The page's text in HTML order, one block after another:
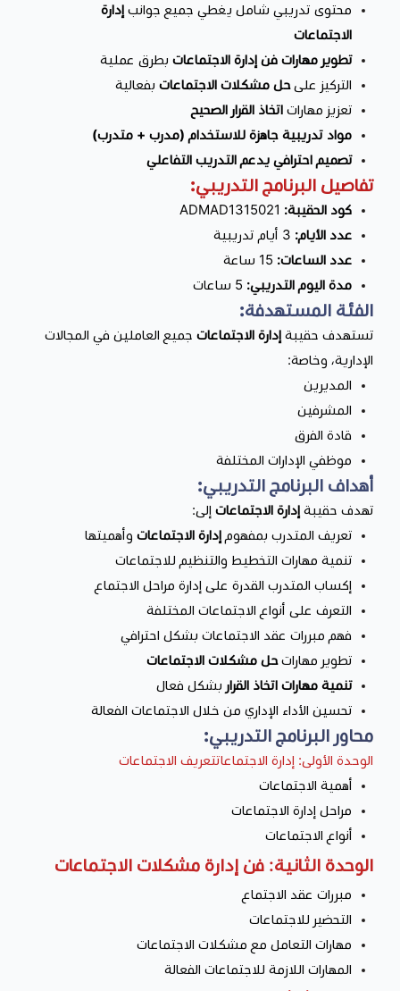
محتوى تدريبي شامل يغطي جميع جوانب إدارة
الاجتماعات
تطوير مهارات فن إدارة الاجتماعات بطرق عملية
التركيز علىحل مشكلات الاجتماعات بفعالية
تعزيز مهارات اتخاذ القرار الصحيح
مواد تدريبية جاهزة للاستخدام (مدرب + متدرب)
تصميم احترافي يدعم التدريب التفاعلي
تفاصيل البرنامج التدريبي:
كود الحقيبة:
عدد الأيام:
عدد الساعات:
مدة اليوم التدريبي:
الفئة المستهدفة:
تستهدف حقيبة إدارة الاجتماعات جميع العاملين في المجالات
الإدارية، وخاصة:
المديرين
المشرفين
قادة الفرق
موظفي الإدارات المختلفة
أهداف البرنامج التدريبي:
تهدف حقيبة إدارة الاجتماعات إلى:
تعريف المتدرب بمفهوم إدارة الاجتماعات وأهميتها
تنمية مهارات التخطيط والتنظيم للاجتماعات
إكساب المتدرب القدرة على إدارة مراحل الاجتماع
التعرف على أنواع الاجتماعات المختلفة
فهم مبررات عقد الاجتماعات بشكل احترافي
تطوير مهاراتحل مشكلات الاجتماعات
تنمية مهارات اتخاذ القرار بشكل فعال
تحسين الأداء الإداري من خلال الاجتماعات الفعالة
محاور البرنامج التدريبي:
الوحدة الأولى: إدارة الاجتماعاتتعريف الاجتماعات
أهمية الاجتماعات
مراحل إدارة الاجتماعات
أنواع الاجتماعات
الوحدة الثانية: فن إدارة مشكلات الاجتماعات
مبررات عقد الاجتماع
التحضير للاجتماعات
مهارات التعامل مع مشكلات الاجتماعات
المهارات اللازمة للاجتماعات الفعالة